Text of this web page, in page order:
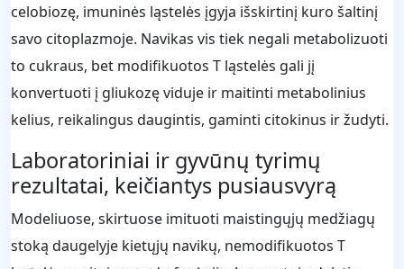
celobiozę, imuninės ląstelės įgyja išskirtinį kuro šaltinį
savo citoplazmoje. Navikas vis tiek negali metabolizuoti
to cukraus, bet modifikuotos T ląstelės gali jį
konvertuoti į gliukozę viduje ir maitinti metabolinius
kelius, reikalingus daugintis, gaminti citokinus ir žudyti.
Laboratoriniai ir gyvūnų tyrimų
rezultatai, keičiantys pusiausvyrą
Modeliuose, skirtuose imituoti maistingųjų medžiagų
stoką daugelyje kietųjų navikų, nemodifikuotos T